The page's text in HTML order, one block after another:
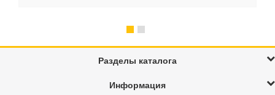
Разделы каталога
Информация